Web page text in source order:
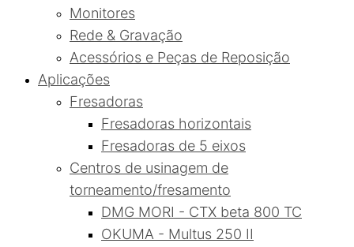
Monitores
Rede & Gravação
Acessórios e Peças de Reposição
Aplicações
Fresadoras
Fresadoras horizontais
Fresadoras de 5 eixos
Centros de usinagem de
torneamento/fresamento
DMG MORI - CTX beta 800 TC
OKUMA - Multus 250 II